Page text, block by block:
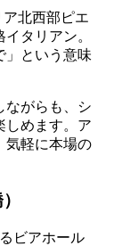
北西部ピエ
タリアン。
」という意味
ながらも、シ
しめます。ア
気軽に本場の
ビアホール